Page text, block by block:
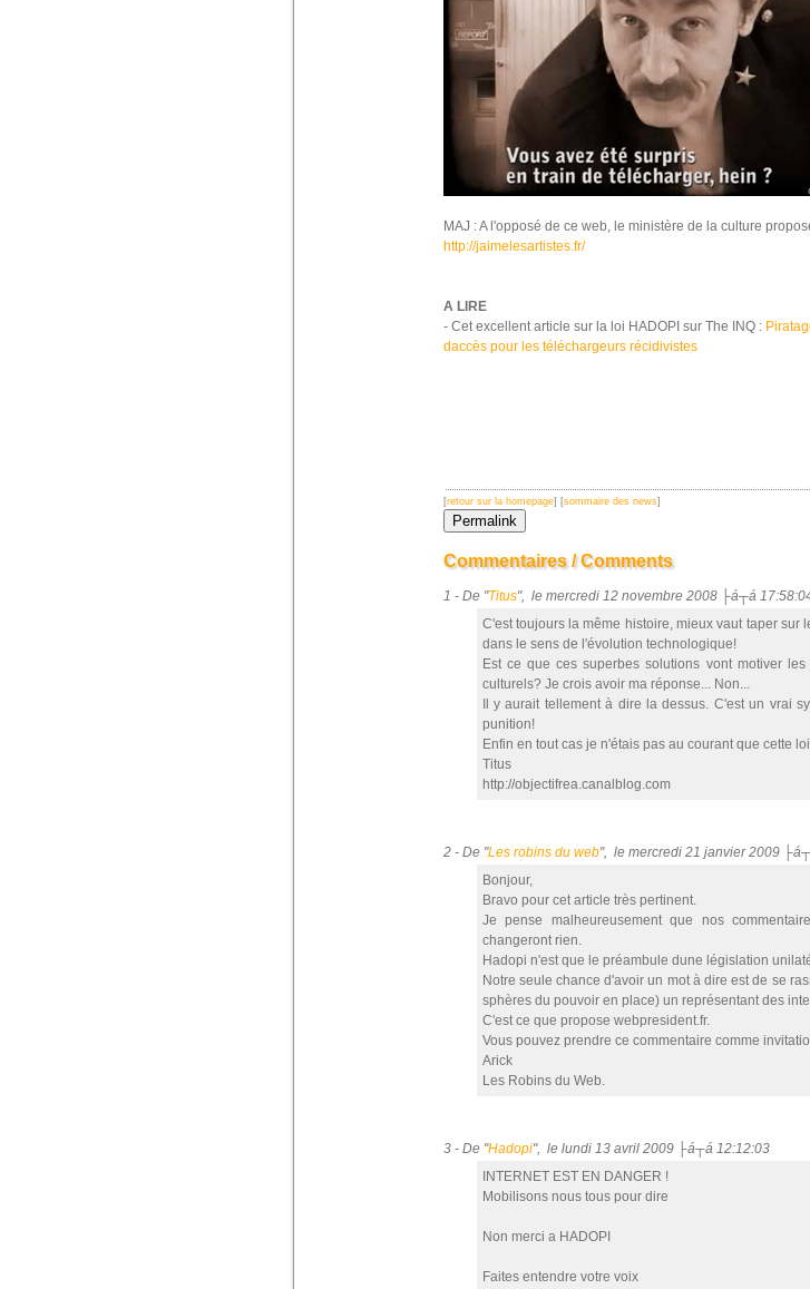
MAJ : A l'opposé de ce web, le ministère de la culture
http://jaimelesartistes.fr/
A LIRE
- Cet excellent article sur la loi HADOPI sur The INQ :
daccès pour les téléchargeurs récidivistes
[retour sur la homepage] [sommaire des news]
Commentaires / Comments
1 - De "Titus", le mercredi 12 novembre 2008 ├á┬á
C'est toujours la même histoire, mieux vaut taper
dans le sens de l'évolution technologique!
Est ce que ces superbes solutions vont motiver
culturels? Je crois avoir ma réponse... Non...
Il y aurait tellement à dire la dessus. C'est un vrai
punition!
Enfin en tout cas je n'étais pas au courant que cette
Titus
http://objectifrea.canalblog.com
2 - De "Les robins du web", le mercredi 21 janvier 2009
Bonjour,
Bravo pour cet article très pertinent.
Je pense malheureusement que nos
changeront rien.
Hadopi n'est que le préambule dune législation
Notre seule chance d'avoir un mot à dire est de se
sphères du pouvoir en place) un représentant des
C'est ce que propose webpresident.fr.
Vous pouvez prendre ce commentaire comme
Arick
Les Robins du Web.
3 - De "Hadopi", le lundi 13 avril 2009 ├á┬á 12:12:03
INTERNET EST EN DANGER !
Mobilisons nous tous pour dire
Non merci a HADOPI
Faites entendre votre voix